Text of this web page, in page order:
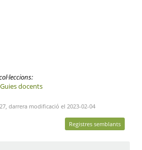
Guies docents
darrera modificació el 2023-02-04
Registres semblants